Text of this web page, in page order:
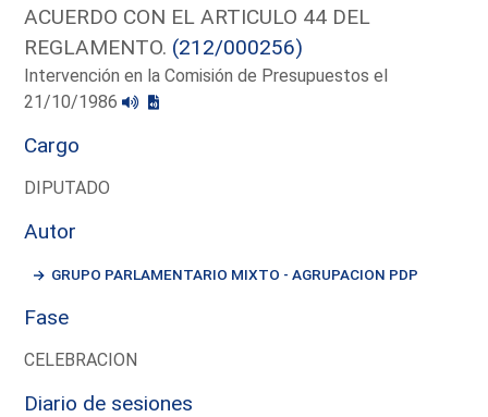
ACUERDO CON EL ARTICULO 44 DEL
REGLAMENTO. (212/000256)
Intervención en la Comisión de Presupuestos el
21/10/1986
Cargo
DIPUTADO
Autor
GRUPO PARLAMENTARIO MIXTO - AGRUPACION PDP
Fase
CELEBRACION
Diario de sesiones